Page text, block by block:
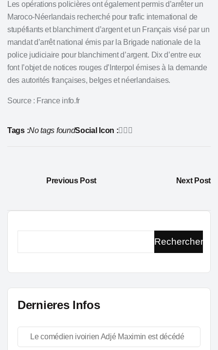
Les opérations policières ont également permis d’arrêter un
Maroco-Néerlandais recherché pour trafic international de
stupéfiants et blanchiment d’argent et un Français visé par un
mandat d’arrêt national émis par la Brigade nationale de la
police judiciaire pour blanchiment d’argent. Dix d’entre eux
font l’objet de notices rouges d’Interpol émises à la demande
des autorités françaises, belges et néerlandaises.
Source : France info.fr
Tags :No tags foundSocial Icon :
Previous Post Next Post
Rechercher
Dernieres Infos
Le comédien ivoirien Adjé Maximin est décédé